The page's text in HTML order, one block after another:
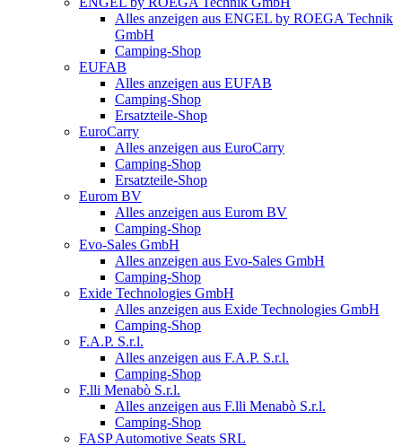
Alles anzeigen aus ENGEL by ROEGA Technik
GmbH
Camping-Shop
EUFAB
Alles anzeigen aus EUFAB
Camping-Shop
Ersatzteile-Shop
EuroCarry
Alles anzeigen aus EuroCarry
Camping-Shop
Ersatzteile-Shop
Eurom BV
Alles anzeigen aus Eurom BV
Camping-Shop
Evo-Sales GmbH
Alles anzeigen aus Evo-Sales GmbH
Camping-Shop
Exide Technologies GmbH
Alles anzeigen aus Exide Technologies GmbH
Camping-Shop
F.A.P. S.r.l.
Alles anzeigen aus F.A.P. S.r.l.
Camping-Shop
F.lli Menabò S.r.l.
Alles anzeigen aus F.lli Menabò S.r.l.
Camping-Shop
FASP Automotive Seats SRL